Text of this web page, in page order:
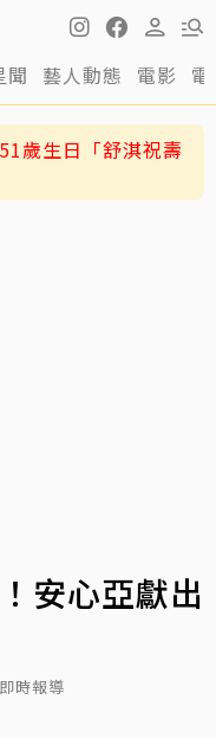
聞 藝人動態 電影
歲生日「舒淇祝壽
安心亞獻出
時報導